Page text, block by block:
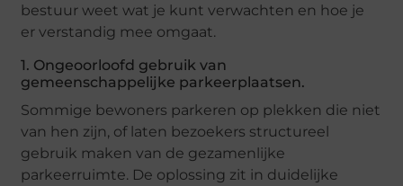
bestuur weet wat je kunt verwachten en hoe je
er verstandig mee omgaat.
1. Ongeoorloofd gebruik van
gemeenschappelijke parkeerplaatsen.
Sommige bewoners parkeren op plekken die niet
van hen zijn, of laten bezoekers structureel
gebruik maken van de gezamenlijke
parkeerruimte. De oplossing zit in duidelijke